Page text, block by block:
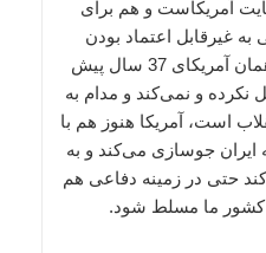
آمریکاست و هم برای
به غیرقابل اعتماد بودن
آمریکا ببرد و بداند این آمریکا همان آمریکای 37 سال پیش
و نمی‌کند و مدام به
است، آمریکا هنوز هم با
ایران جوسازی می‌کند و به
کند حتی در زمینه دفاعی هم
بر کشور ما مسلط شود.